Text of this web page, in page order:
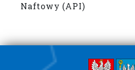
Naftowy (API)